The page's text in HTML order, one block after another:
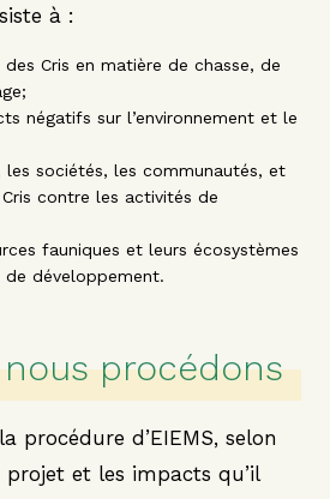
à :
Cris en matière de chasse, de
négatifs sur l’environnement et le
sociétés, les communautés, et
contre les activités de
fauniques et leurs écosystèmes
développement.
procédons
procédure d’EIEMS, selon
projet et les impacts qu’il